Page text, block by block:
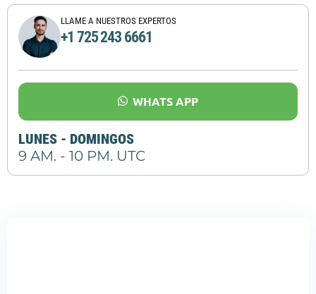
LLAME A NUESTROS EXPERTOS
+1 725 243 6661
WHATS APP
LUNES - DOMINGOS
9 AM. - 10 PM. UTC